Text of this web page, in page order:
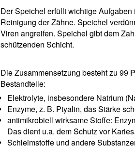
Der Speichel erfüllt wichtige
Reinigung der Zähne. Speichel
Viren angreifen. Speichel gibt dem
schützenden Schicht.
Die Zusammensetzung besteht zu 99
Bestandteile:
Elektrolyte, insbesondere Natrium
Enzyme, z. B. Ptyalin, das Stärke
antimikrobiell wirksame Stoffe:
Das dient u.a. dem Schutz vor Karies.
Schleimstoffe und andere